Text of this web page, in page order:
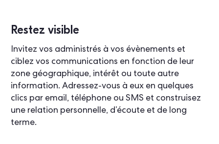
Restez visible
Invitez vos administrés à vos évènements et
ciblez vos communications en fonction de leur
zone géographique, intérêt ou toute autre
information. Adressez-vous à eux en quelques
clics par email, téléphone ou SMS et construisez
une relation personnelle, d’écoute et de long
terme.